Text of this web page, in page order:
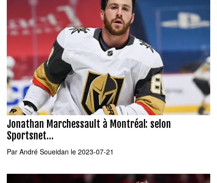
Jonathan Marchessault à Montréal: selon
Sportsnet...
Par André Soueidan le 2023-07-21